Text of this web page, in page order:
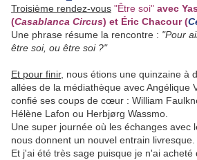
Troisième rendez-vous "Être soi" avec
(Casablanca Circus) et Éric Chacour (
Une phrase résume la rencontre : "Pour
être soi, ou être soi ?"
Et pour finir, nous étions une quinzaine à
allées de la médiathèque avec Angélique
confié ses coups de cœur : William
Hélène Lafon ou Herbjørg Wassmo.
Une super journée où les échanges avec
nous donnent un nouvel entrain livresque.
Et j'ai été très sage puisque je n'ai acheté